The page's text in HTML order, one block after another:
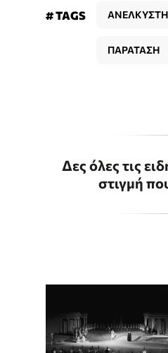
# TAGS
ΠΑΡΑΤΑΣΗ
Δες όλες τις
στιγμή